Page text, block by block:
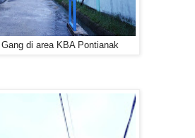
di area KBA Pontianak